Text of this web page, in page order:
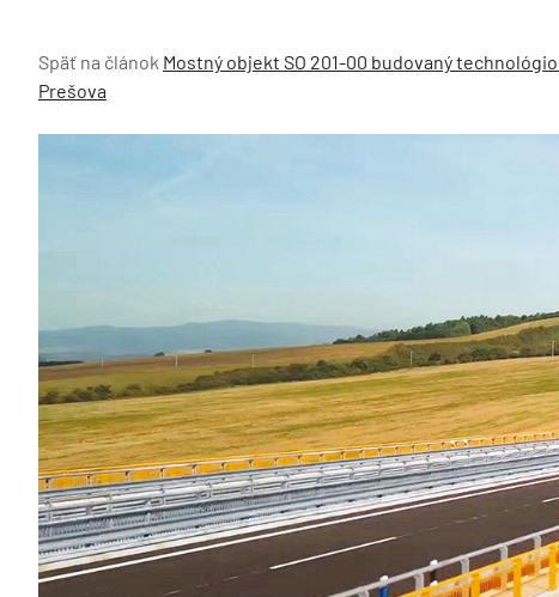
Späť na článok Mostný objekt SO 201-00 budovaný
Prešova